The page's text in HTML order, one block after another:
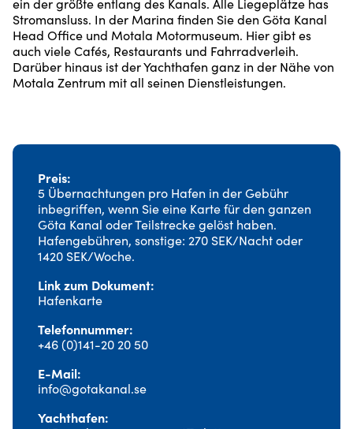
ein der größte entlang des Kanals. Alle Liegeplätze has
Stromansluss. In der Marina finden Sie den Göta Kanal
Head Office und Motala Motormuseum. Hier gibt es
auch viele Cafés, Restaurants und Fahrradverleih.
Darüber hinaus ist der Yachthafen ganz in der Nähe von
Motala Zentrum mit all seinen Dienstleistungen.
Preis
5 Übernachtungen pro Hafen in der Gebühr
inbegriffen, wenn Sie eine Karte für den ganzen
Göta Kanal oder Teilstrecke gelöst haben.
Hafengebühren, sonstige: 270 SEK/Nacht oder
1420 SEK/Woche.
Link zum Dokument
Hafenkarte
Telefonnummer
+46 (0)141-20 20 50
E-Mail
info@gotakanal.se
Yachthafen